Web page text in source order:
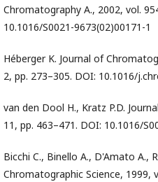
Chromatography A., 2002, vol.
10.1016/S0021-9673(02)00171-1
Héberger K. Journal of
2, pp. 273–305. DOI: 10.1016/
van den Dool H., Kratz P.D.
11, pp. 463–471. DOI: 10.1016/
Bicchi C., Binello A., D'Amato A.,
Chromatographic Science, 1999,